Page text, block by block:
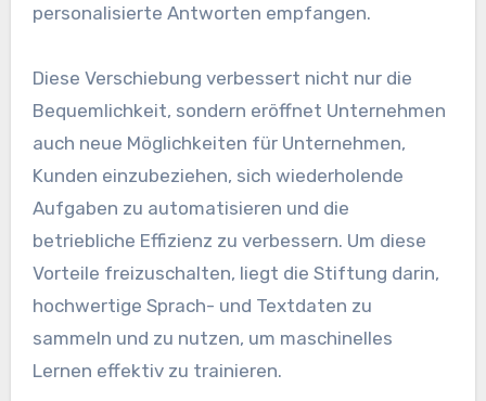
personalisierte Antworten empfangen.
Diese Verschiebung verbessert nicht nur die
Bequemlichkeit, sondern eröffnet Unternehmen
auch neue Möglichkeiten für Unternehmen,
Kunden einzubeziehen, sich wiederholende
Aufgaben zu automatisieren und die
betriebliche Effizienz zu verbessern. Um diese
Vorteile freizuschalten, liegt die Stiftung darin,
hochwertige Sprach- und Textdaten zu
sammeln und zu nutzen, um maschinelles
Lernen effektiv zu trainieren.